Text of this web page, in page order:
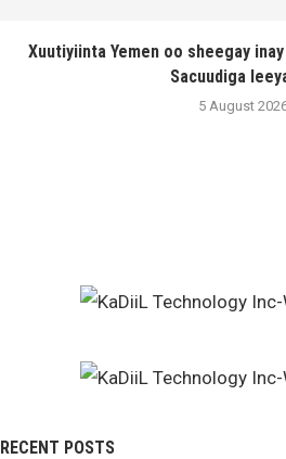
Xuutiyiinta Yemen oo sheegay
Sacuudiga
5 August
RECENT POSTS